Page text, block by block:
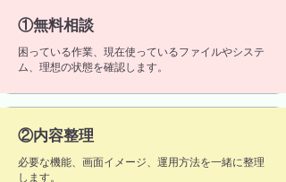
​①無料相談
困っている作業、現在使っているファイルやシステ
ム、理想の状態を確認します。
②内容整理
必要な機能、画面イメージ、運用方法を一緒に整理
します。